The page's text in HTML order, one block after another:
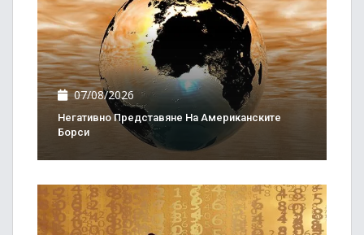
07/08/2026
Негативно Представяне На Американските
Борси